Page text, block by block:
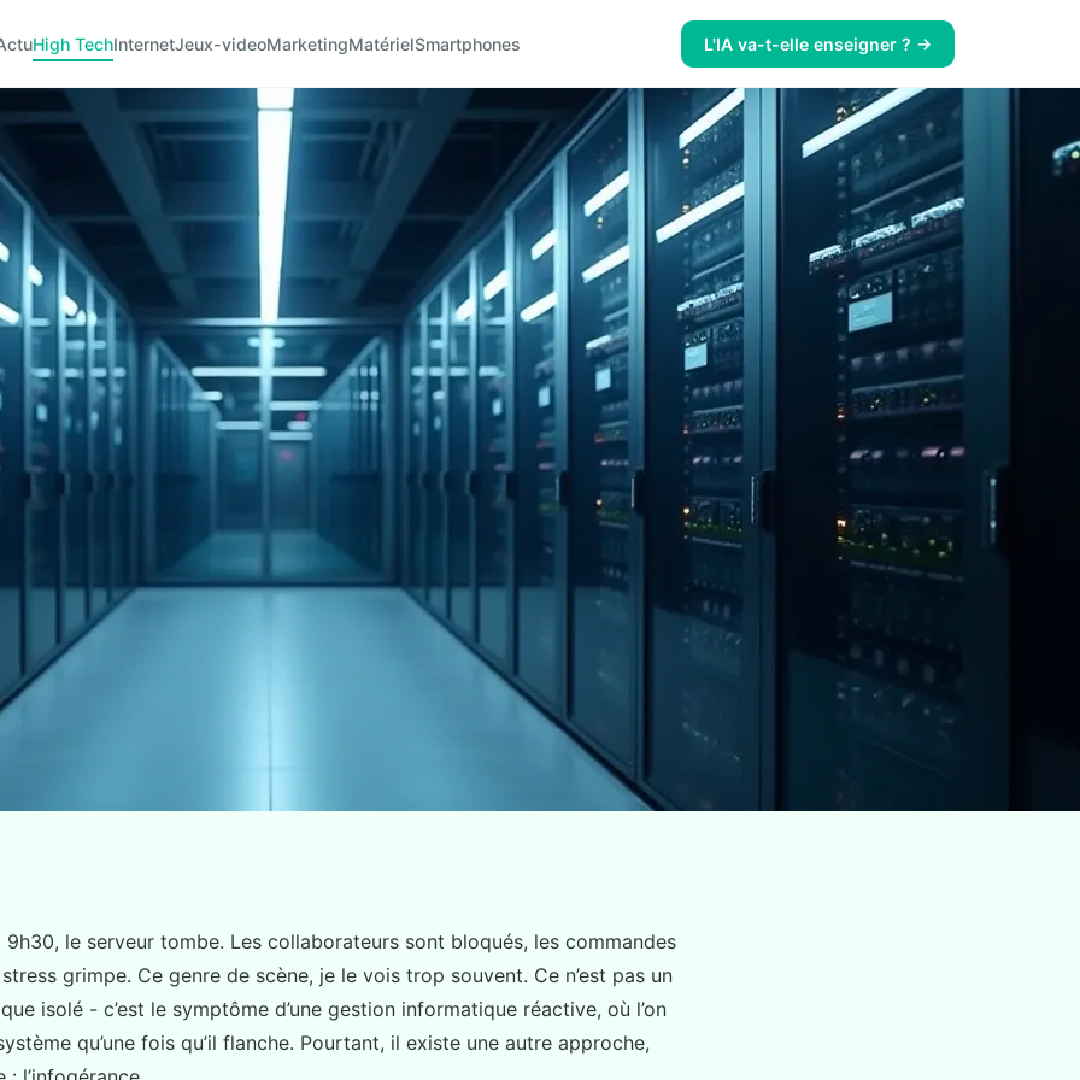
High TechInternetJeux-videoMarketingMatérielSmartphones L'IA va-t-elle enseigner ? →
avec
9h30, le serveur tombe. Les collaborateurs sont bloqués, les commandes
stress grimpe. Ce genre de scène, je le vois trop souvent. Ce n’est pas un
isolé - c’est le symptôme d’une gestion informatique réactive, où l’on
qu’une fois qu’il flanche. Pourtant, il existe une autre approche,